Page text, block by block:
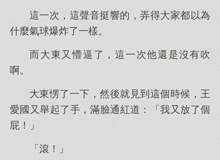
這一次，這聲音挺響的，弄得大家都以為
什麼氣球爆炸了一樣。
而大東又懵逼了，這一次他還是沒有吹
啊。
大東愣了一下，然後就見到這個時候，王
愛國又舉起了手，滿臉通紅道：「我又放了個
屁！」
「滾！」